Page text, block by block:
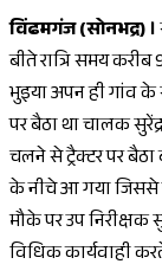
विंढमगंज (सोनभद्र) ।
बीते रात्रि समय
भुइया अपन ही गांव के
पर बैठा था चालक
चलने से ट्रैक्टर पर बैठा
के नीचे आ गया जिससे
मौके पर उप
विधिक कार्यवाही